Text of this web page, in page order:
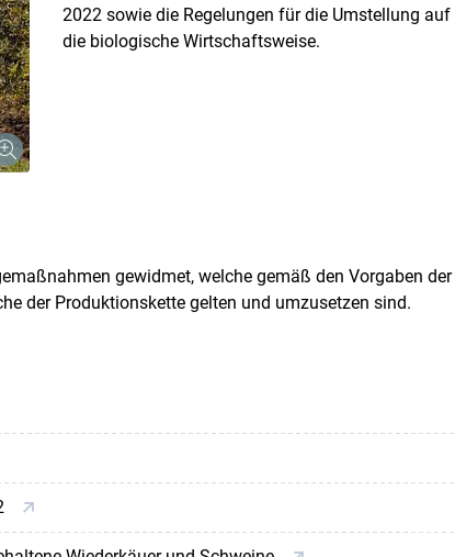
Skip to main content
2022 sowie die Regelungen für die Umstellung auf
die biologische Wirtschaftsweise.
gewidmet, welche gemäß den Vorgaben der
der Produktionskette gelten und umzusetzen sind.